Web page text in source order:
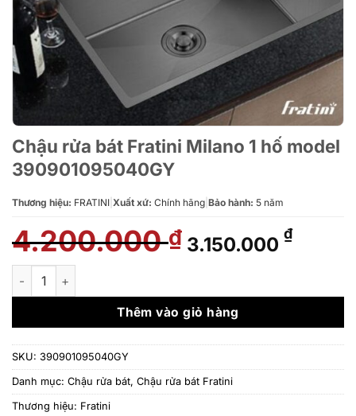
Chậu rửa bát Fratini Milano 1 hố model
390901095040GY
Thương hiệu: FRATINI Xuất xứ: Chính hãng Bảo hành: 5 năm
4.200.000₫ Giá
gốc
4.200.000 ₫.
3.150.000 ₫Giá
là:
Chậu rửa bát Fratini Milano 1 hố model 390901095040GY số
Thêm vào giỏ hàng
SKU: 390901095040GY
Danh mục: Chậu rửa bát, Chậu rửa bát Fratini
Thương hiệu: Fratini